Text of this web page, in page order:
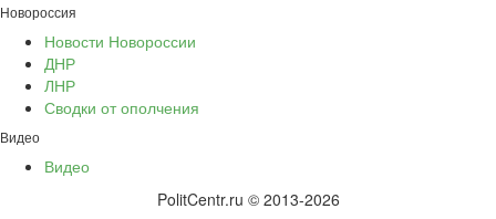
Новороссия
Новости Новороссии
ДНР
ЛНР
Сводки от ополчения
Видео
Видео
PolitCentr.ru © 2013-2026